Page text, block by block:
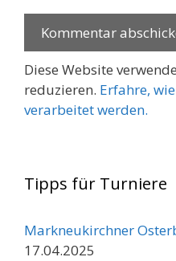
Diese Website
reduzieren. Erfahre,
verarbeitet werden.
Tipps für Turniere
Markneukirchner
17.04.2025